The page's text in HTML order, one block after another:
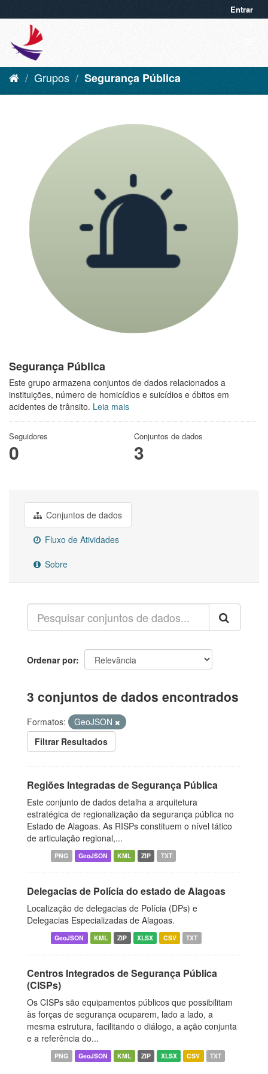
Entrar
Grupos Segurança Pública
Segurança Pública
Este grupo armazena conjuntos de dados relacionados a
instituições, número de homicídios e suicídios e óbitos em
acidentes de trânsito. Leia mais
Seguidores
0
Conjuntos de dados
3
Conjuntos de dados
Fluxo de Atividades
Sobre
Ordenar por
3 conjuntos de dados encontrados
Formatos:
GeoJSON
Filtrar Resultados
Regiões Integradas de Segurança Pública
Este conjunto de dados detalha a arquitetura
estratégica de regionalização da segurança pública no
Estado de Alagoas. As RISPs constituem o nível tático
de articulação regional,...
PNG GeoJSON KML ZIP TXT
Delegacias de Polícia do estado de Alagoas
Localização de delegacias de Polícia (DPs) e
Delegacias Especializadas de Alagoas.
GeoJSON KML ZIP XLSX CSV TXT
Centros Integrados de Segurança Pública
(CISPs)
Os CISPs são equipamentos públicos que possibilitam
às forças de segurança ocuparem, lado a lado, a
mesma estrutura, facilitando o diálogo, a ação conjunta
e a referência do...
PNG GeoJSON KML ZIP XLSX CSV TXT